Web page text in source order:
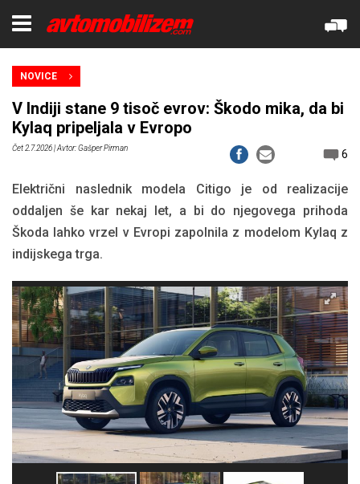
NOVICE
V Indiji stane 9 tisoč evrov: Škodo mika, da bi
Kylaq pripeljala v Evropo
Čet 2.7.2026| Avtor: Gašper Pirman 6
Električni naslednik modela Citigo je od realizacije
oddaljen še kar nekaj let, a bi do njegovega prihoda
Škoda lahko vrzel v Evropi zapolnila z modelom Kylaq z
indijskega trga.